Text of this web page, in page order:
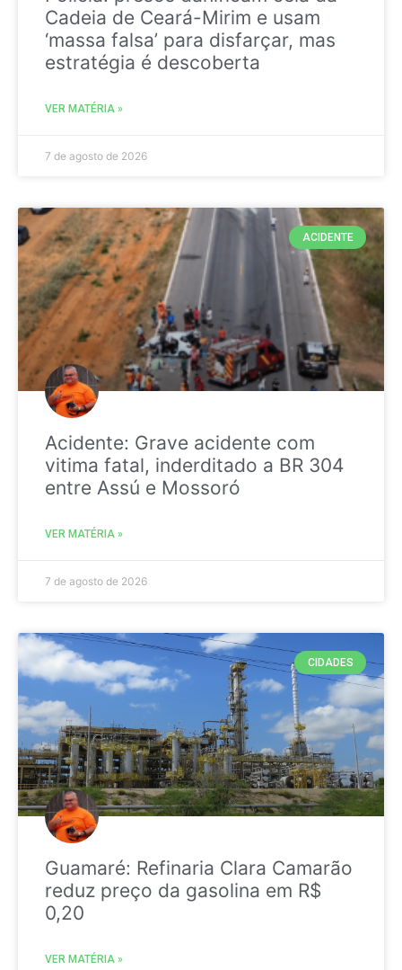
Cadeia de Ceará-Mirim e usam
‘massa falsa’ para disfarçar, mas
estratégia é descoberta
VER MATÉRIA »
7 de agosto de 2026
ACIDENTE
Acidente: Grave acidente com
vitima fatal, inderditado a BR 304
entre Assú e Mossoró
VER MATÉRIA »
7 de agosto de 2026
CIDADES
Guamaré: Refinaria Clara Camarão
reduz preço da gasolina em R$
0,20
VER MATÉRIA »